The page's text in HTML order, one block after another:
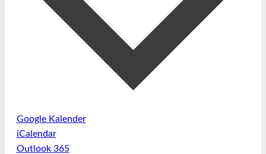
class='timezone'>
Google Kalender
iCalendar
Outlook 365